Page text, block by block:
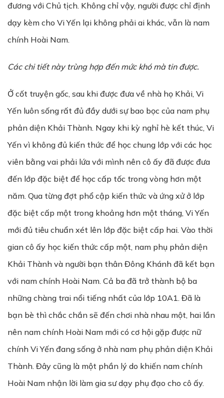
đương với Chủ tịch. Không chỉ vậy, người được chỉ định
dạy kèm cho Vi Yến lại không phải ai khác, vẫn là nam
chính Hoài Nam.
Các chi tiết này trùng hợp đến mức khó mà tin được.
Ở cốt truyện gốc, sau khi được đưa về nhà họ Khải, Vi
Yến luôn sống rất đủ đầy dưới sự bao bọc của nam phụ
phản diện Khải Thành. Ngay khi kỳ nghỉ hè kết thúc, Vi
Yến vì không đủ kiến ​​thức để học chung lớp với các học
viên bằng vai phải lứa với mình nên cô ấy đã được đưa
đến lớp đặc biệt để học cấp tốc trong vòng hơn một
năm. Qua từng đợt phổ cập kiến thức và ứng xử ở lớp
đặc biệt cấp một trong khoảng hơn một tháng, Vi Yến
mới đủ tiêu chuẩn xét lên lớp đặc biệt cấp hai. Vào thời
gian cô ấy học kiến thức cấp một, nam phụ phản diện
Khải Thành và người bạn thân Đông Khánh đã kết bạn
với nam chính Hoài Nam. Cả ba đã trở thành bộ ba
những chàng trai nổi tiếng nhất của lớp 10A1. Đã là
bạn bè thì chắc chắn sẽ đến chơi nhà nhau một, hai lần
nên nam chính Hoài Nam mới có cơ hội gặp được nữ
chính Vi Yến đang sống ở nhà nam phụ phản diện Khải
Thành. Đây cũng là một phần lý do khiến nam chính
Hoài Nam nhận lời làm gia sư dạy phụ đạo cho cô ấy.